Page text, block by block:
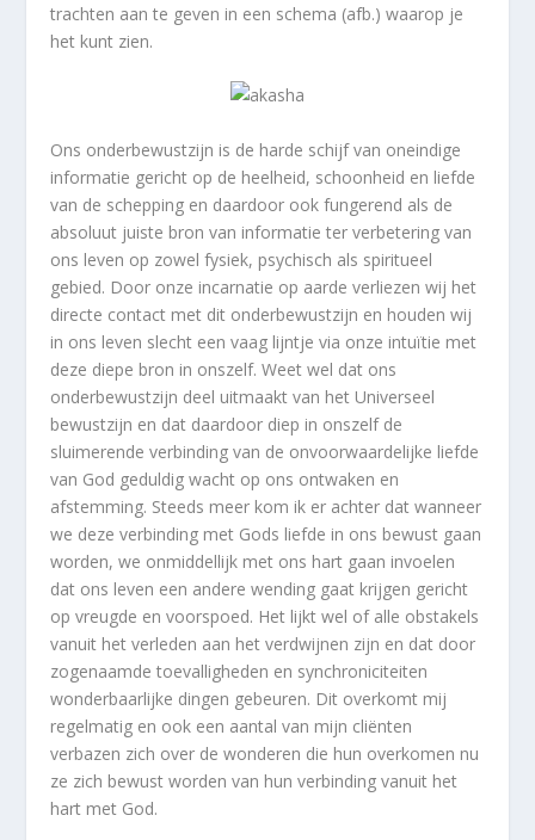
trachten aan te geven in een schema (afb.) waarop je
het kunt zien.
Ons onderbewustzijn is de harde schijf van oneindige
informatie gericht op de heelheid, schoonheid en liefde
van de schepping en daardoor ook fungerend als de
absoluut juiste bron van informatie ter verbetering van
ons leven op zowel fysiek, psychisch als spiritueel
gebied. Door onze incarnatie op aarde verliezen wij het
directe contact met dit onderbewustzijn en houden wij
in ons leven slecht een vaag lijntje via onze intuïtie met
deze diepe bron in onszelf. Weet wel dat ons
onderbewustzijn deel uitmaakt van het Universeel
bewustzijn en dat daardoor diep in onszelf de
sluimerende verbinding van de onvoorwaardelijke liefde
van God geduldig wacht op ons ontwaken en
afstemming. Steeds meer kom ik er achter dat wanneer
we deze verbinding met Gods liefde in ons bewust gaan
worden, we onmiddellijk met ons hart gaan invoelen
dat ons leven een andere wending gaat krijgen gericht
op vreugde en voorspoed. Het lijkt wel of alle obstakels
vanuit het verleden aan het verdwijnen zijn en dat door
zogenaamde toevalligheden en synchroniciteiten
wonderbaarlijke dingen gebeuren. Dit overkomt mij
regelmatig en ook een aantal van mijn cliënten
verbazen zich over de wonderen die hun overkomen nu
ze zich bewust worden van hun verbinding vanuit het
hart met God.